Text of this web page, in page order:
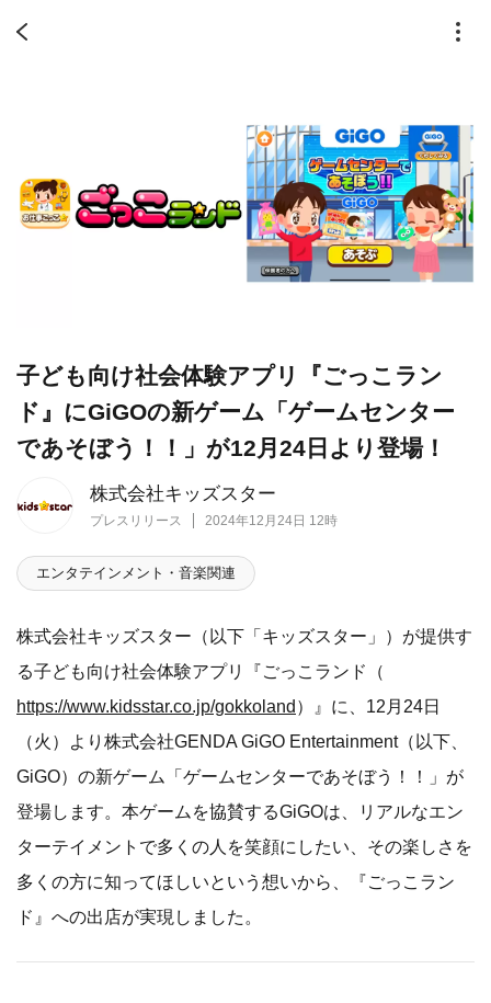
株式会社キッズスター
プレスリリース 2024年12月24日 12時
子ども向け社会体験アプリ『ごっこラン
ド』にGiGOの新ゲーム「ゲームセンター
であそぼう！！」が12月24日より登場！
エンタテインメント・音楽関連
株式会社キッズスター（以下「キッズスター」）が提供す
る子ども向け社会体験アプリ『ごっこランド（
https://www.kidsstar.co.jp/gokkoland ）』に、12月24日
（火）より株式会社GENDA GiGO Entertainment（以下、
GiGO）の新ゲーム「ゲームセンターであそぼう！！」が
登場します。本ゲームを協賛するGiGOは、リアルなエン
ターテイメントで多くの人を笑顔にしたい、その楽しさを
多くの方に知ってほしいという想いから、『ごっこラン
ド』への出店が実現しました。